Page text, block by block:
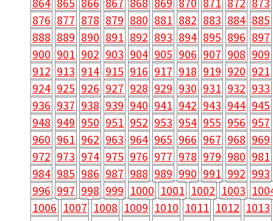
864 865 866 867 868 869 870 871 872 873
876 877 878 879 880 881 882 883 884 885
888 889 890 891 892 893 894 895 896 897
900 901 902 903 904 905 906 907 908 909
912 913 914 915 916 917 918 919 920 921
924 925 926 927 928 929 930 931 932 933
936 937 938 939 940 941 942 943 944 945
948 949 950 951 952 953 954 955 956 957
960 961 962 963 964 965 966 967 968 969
972 973 974 975 976 977 978 979 980 981
984 985 986 987 988 989 990 991 992 993
996 997 998 999 1000 1001 1002 1003
1006 1007 1008 1009 1010 1011 1012 1013